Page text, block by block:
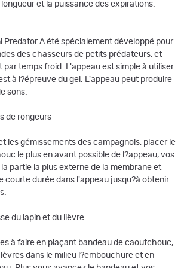
et la puissance des expirations.
Predator A été spécialement développé pour
des chasseurs de petits prédateurs, et
par temps froid. L'appeau est simple à utiliser
à l?épreuve du gel. L'appeau peut produire
sons.
de rongeurs
les gémissements des campagnols, placer le
le plus en avant possible de l?appeau, vos
partie la plus externe de la membrane et
courte durée dans l'appeau jusqu?à obtenir
du lapin et du lièvre
à faire en plaçant bandeau de caoutchouc,
dans le milieu l?embouchure et en